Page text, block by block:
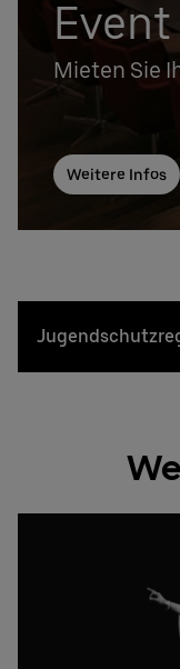
Mieten Sie
Weitere Infos